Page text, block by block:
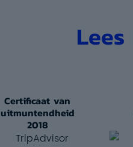
Certificaat van
uitmuntendheid
2018